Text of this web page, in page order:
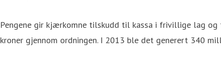
Pengene gir kjærkomne tilskudd til kassa i frivillige lag
kroner gjennom ordningen. I 2013 ble det generert 340